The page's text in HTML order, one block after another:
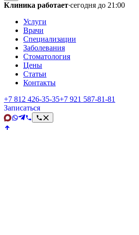
Клиника работает·сегодня до 21:00
Услуги
Врачи
Специализации
Заболевания
Стоматология
Цены
Статьи
Контакты
+7 812 426‑35‑35+7 921 587‑81‑81
Записаться